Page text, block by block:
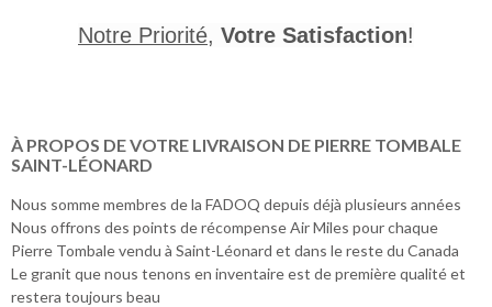
Notre Priorité, Votre Satisfaction!
À PROPOS DE VOTRE LIVRAISON DE PIERRE TOMBALE
SAINT-LÉONARD
Nous somme membres de la FADOQ depuis déjà plusieurs années
Nous offrons des points de récompense Air Miles pour chaque
Pierre Tombale vendu à Saint-Léonard et dans le reste du Canada
Le granit que nous tenons en inventaire est de première qualité et
restera toujours beau